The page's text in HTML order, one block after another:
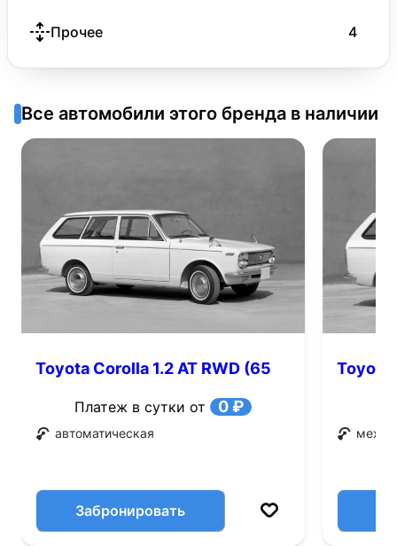
Прочее 4
Все автомобили этого бренда в наличии
Toyota Corolla 1.2 AT RWD (65
Платеж в сутки от 0 ₽
автоматическая
Забронировать
Toyota